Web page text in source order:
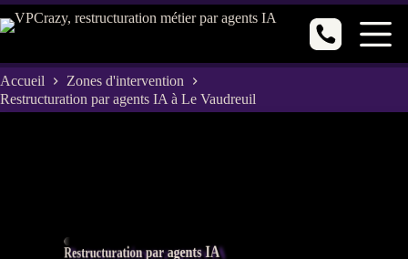
Passer
au
Accueil
Zones d'intervention
Restructuration par agents IA à Le Vaudreuil
Restructuration par agents IA